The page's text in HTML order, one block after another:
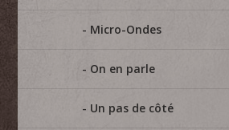
Micro-Ondes
On en parle
Un pas de côté